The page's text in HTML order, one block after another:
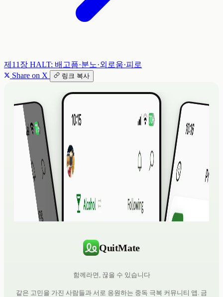
제11장 HALT: 배고픔·분노·외로움·피로
Share on X
링크 복사
QuitMate
함께라면, 끊을 수 있습니다
같은 고민을 가진 사람들과 서로 응원하는 중독 극복 커뮤니티 앱. 금